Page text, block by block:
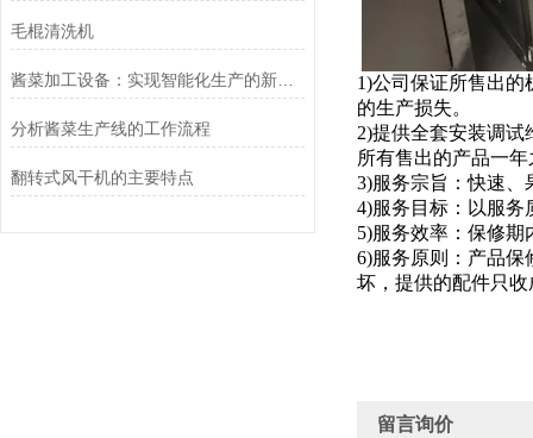
毛棍清洗机
酱菜加工设备：实现智能化生产的新趋势
分析酱菜生产线的工作流程
翻转式风干机的主要特点
1)公司保证所售出
的生产损失。
2)提供全套安装调
所有售出的产品一
3)服务宗旨：快速
4)服务目标：以服务
5)服务效率：保修
6)服务原则：产品保
坏，提供的配件只
留言询价